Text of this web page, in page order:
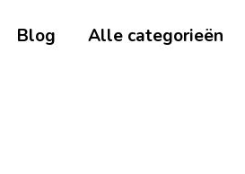
Blog Alle categorieën